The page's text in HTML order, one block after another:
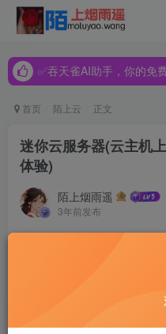
✅吞天雀AI助手，你的免费AI工作
✅吞天雀AI助手，你的免费AI工作
首页 陌上云 正文
迷你云服务器(云主机
体验)
陌上烟雨遥
3年前发布
很多同学都希望架设自己
现在有一种新的云主机，叫